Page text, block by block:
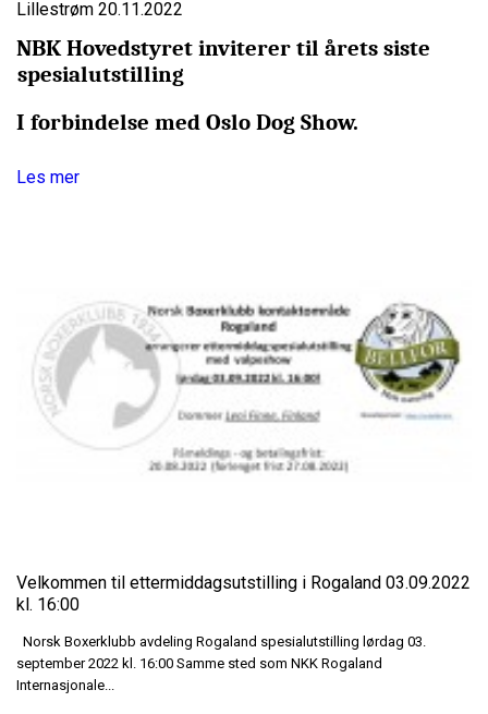
Lillestrøm 20.11.2022
NBK Hovedstyret inviterer til årets siste
spesialutstilling
I forbindelse med Oslo Dog Show.
Les mer
Velkommen til ettermiddagsutstilling i Rogaland 03.09.2022
kl. 16:00
Norsk Boxerklubb avdeling Rogaland spesialutstilling lørdag 03.
september 2022 kl. 16:00 Samme sted som NKK Rogaland
Internasjonale...